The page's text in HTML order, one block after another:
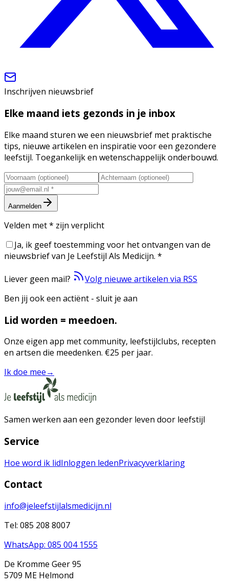
Inschrijven nieuwsbrief
Elke maand iets gezonds in je inbox
Elke maand sturen we een nieuwsbrief met praktische
tips, nieuwe artikelen en inspiratie voor een gezondere
leefstijl. Toegankelijk en wetenschappelijk onderbouwd.
Aanmelden
Velden met* zijn verplicht
Ja, ik geef toestemming voor het ontvangen van de
nieuwsbrief van Je Leefstijl Als Medicijn. *
Liever geen mail?
Volg nieuwe artikelen via RSS
Ben jij ook een actiënt - sluit je aan
Lid worden = meedoen.
Onze eigen app met community, leefstijlclubs, recepten
en artsen die meedenken. €25 per jaar.
Ik doe mee→
Samen werken aan een gezonder leven door leefstijl
Service
Hoe word ik lidInloggen ledenPrivacyverklaring
Contact
info@jeleefstijlalsmedicijn.nl
Tel: 085 208 8007
WhatsApp: 085 004 1555
De Kromme Geer 95
5709 ME Helmond